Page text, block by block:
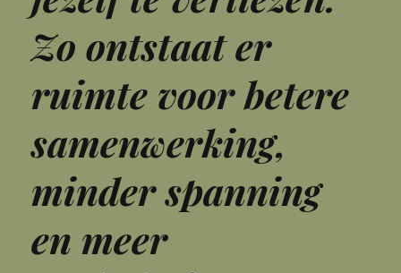
Zo ontstaat er
ruimte voor betere
samenwerking,
minder spanning
en meer